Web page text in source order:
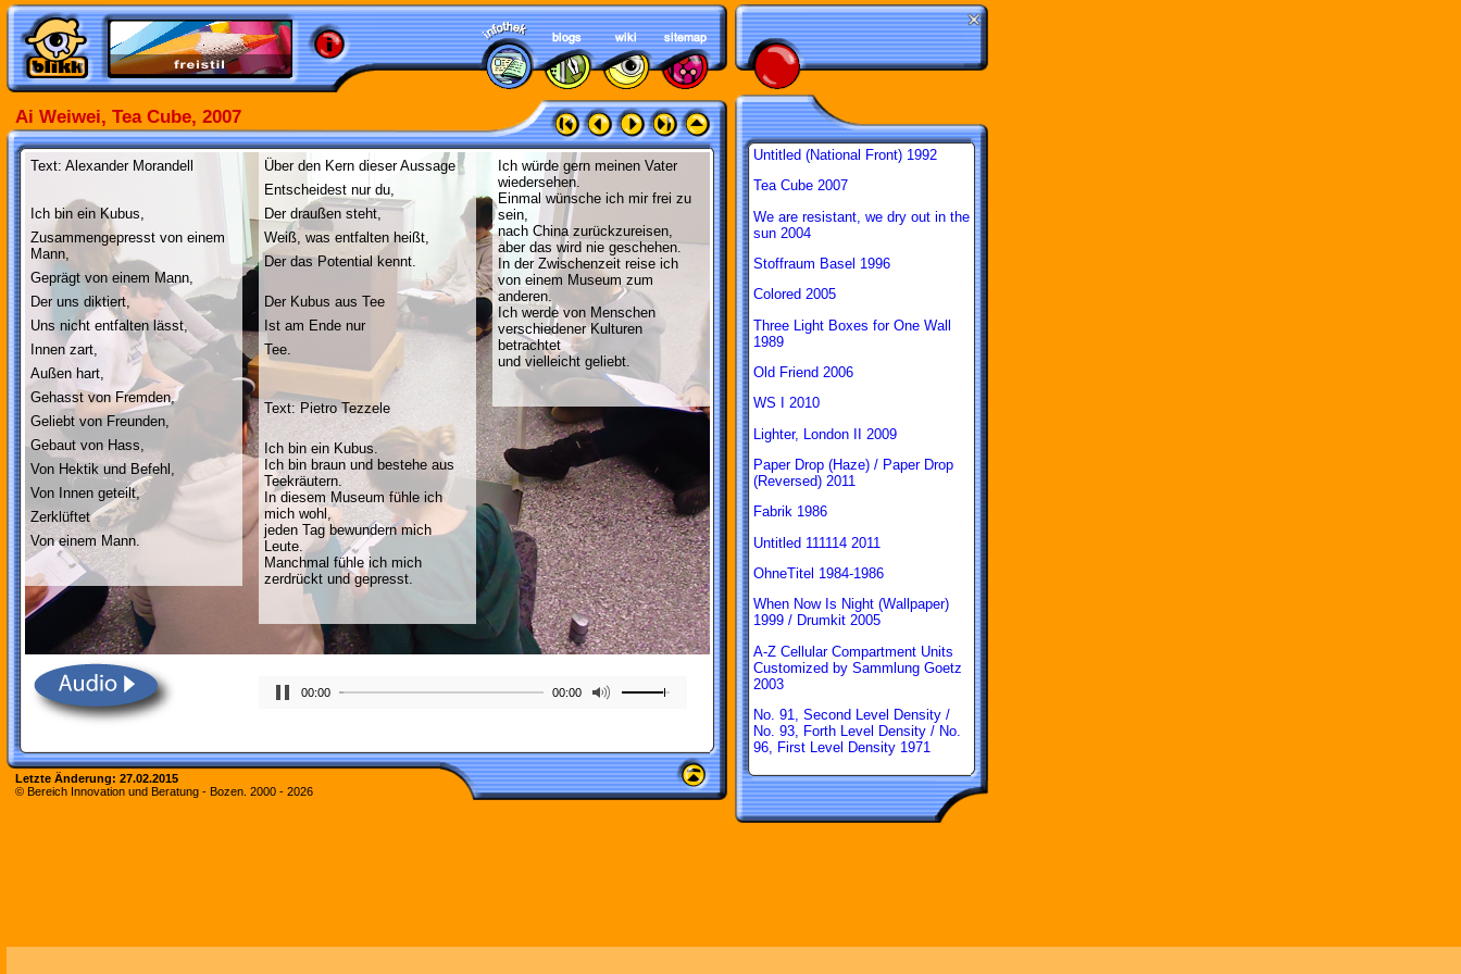
Ai Weiwei, Tea Cube, 2007
Text: Alexander Morandell
Ich bin ein Kubus,
Zusammengepresst von einem
Mann,
Geprägt von einem Mann,
Der uns diktiert,
Uns nicht entfalten lässt,
Innen zart,
Außen hart,
Gehasst von Fremden,
Geliebt von Freunden,
Gebaut von Hass,
Von Hektik und Befehl,
Von Innen geteilt,
Zerklüftet
Von einem Mann.
Über den Kern dieser Aussage
Entscheidest nur du,
Der draußen steht,
Weiß, was entfalten heißt,
Der das Potential kennt.
Der Kubus aus Tee
Ist am Ende nur
Tee.
Text: Pietro Tezzele
Ich bin ein Kubus.
Ich bin braun und bestehe aus
Teekräutern.
In diesem Museum fühle ich
mich wohl,
jeden Tag bewundern mich
Leute.
Manchmal fühle ich mich
zerdrückt und gepresst.
Ich würde gern meinen Vater
wiedersehen.
Einmal wünsche ich mir frei zu
sein,
nach China zurückzureisen,
aber das wird nie geschehen.
In der Zwischenzeit reise ich
von einem Museum zum
anderen.
Ich werde von Menschen
verschiedener Kulturen
betrachtet
und vielleicht geliebt.
00:00 00:00
Letzte Änderung: 27.02.2015
© Bereich Innovation und Beratung - Bozen. 2000 - 2026
Untitled (National Front) 1992
Tea Cube 2007
We are resistant, we dry out in the
sun 2004
Stoffraum Basel 1996
Colored 2005
Three Light Boxes for One Wall
1989
Old Friend 2006
WS I 2010
Lighter, London II 2009
Paper Drop (Haze) / Paper Drop
(Reversed) 2011
Fabrik 1986
Untitled 111114 2011
OhneTitel 1984-1986
When Now Is Night (Wallpaper)
1999 / Drumkit 2005
A-Z Cellular Compartment Units
Customized by Sammlung Goetz
2003
No. 91, Second Level Density /
No. 93, Forth Level Density / No.
96, First Level Density 1971